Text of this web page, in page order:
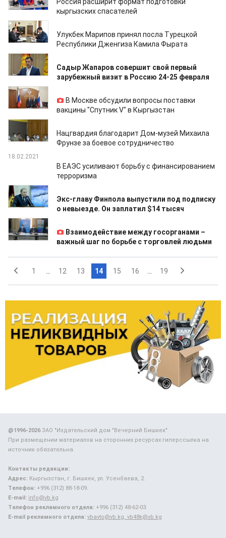
кыргызских спасателей
25.02.2021
Улукбек Марипов принял посла Турецкой
Республики Дженгиза Камила Фырата
20.02.2021
Садыр Жапаров совершит свой первый
зарубежный визит в Россию 24-25 февраля
20.02.2021
В Москве обсудили вопросы поставки
вакцины "Спутник V" в Кыргызстан
19.02.2021
Нацгвардия благодарит Дом-музей Михаила
Фрунзе за боевое сотрудничество
18.02.2021
В ЕАЭС усиливают борьбу с финансированием
терроризма
18.02.2021
Экс-главу Финпола выпустили под подписку
о невыезде. Он заплатил $14 тысяч
03.02.2021
Взаимодействие между госорганами –
важный шаг по борьбе с торговлей людьми
1 12 13 14 15 16 19
@1996-2026ЗАО "Издательский дом "Вечерний Бишкек"
При размещении материалов на сторонних ресурсах гиперссылка на
источник обязательна.
Контакты редакции:
Адрес: Кыргызстан, г. Бишкек, ул. Усенбаева, 2.
Телефон: +996 (312) 88-18-09.
E-mail: info@vb.kg
Телефон рекламного отдела: +996 (312) 48-62-03.
E-mail рекламного отдела: vbavto@vb.kg, vb48k@vb.kg